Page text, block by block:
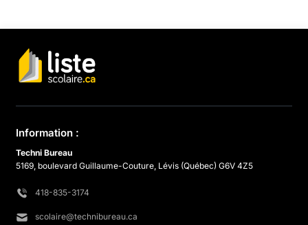
Information :
Techni Bureau
5169, boulevard Guillaume-Couture, Lévis (Québec) G6V 4Z5
418-835-3174
scolaire@technibureau.ca